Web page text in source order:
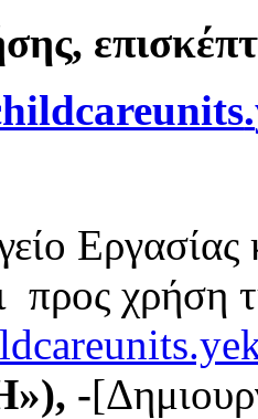
.
προς χρήση
-